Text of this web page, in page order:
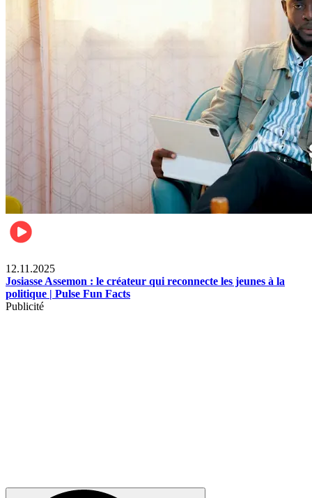
12.11.2025
Josiasse Assemon : le créateur qui reconnecte les jeunes à la
politique | Pulse Fun Facts
Publicité